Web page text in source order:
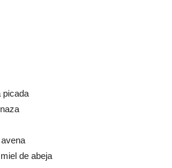
picada
de abeja